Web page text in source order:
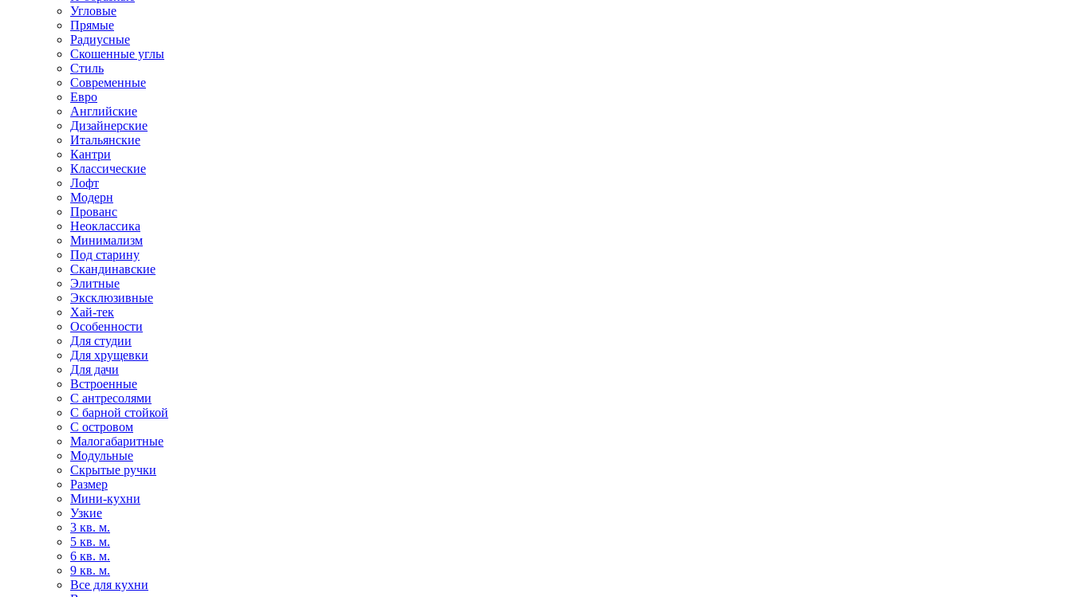
Угловые
Прямые
Радиусные
Скошенные углы
Стиль
Современные
Евро
Английские
Дизайнерские
Итальянские
Кантри
Классические
Лофт
Модерн
Прованс
Неоклассика
Минимализм
Под старину
Скандинавские
Элитные
Эксклюзивные
Хай-тек
Особенности
Для студии
Для хрущевки
Для дачи
Встроенные
С антресолями
С барной стойкой
С островом
Малогабаритные
Модульные
Скрытые ручки
Размер
Мини-кухни
Узкие
3 кв. м.
5 кв. м.
6 кв. м.
9 кв. м.
Все для кухни